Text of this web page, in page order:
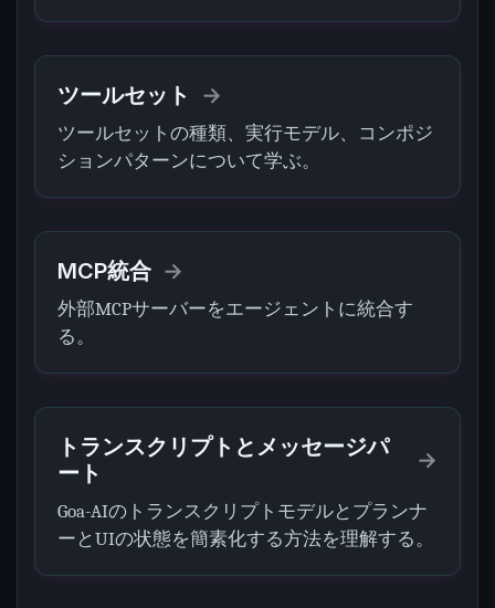
ツールセット
ツールセットの種類、実行モデル、コンポジ
ションパターンについて学ぶ。
MCP統合
外部MCPサーバーをエージェントに統合す
る。
トランスクリプトとメッセージパ
ート
Goa-AIのトランスクリプトモデルとプランナ
ーとUIの状態を簡素化する方法を理解する。